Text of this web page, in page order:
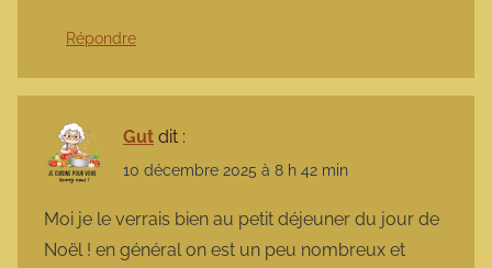
Répondre
Gut dit :
10 décembre 2025 à 8 h 42 min
Moi je le verrais bien au petit déjeuner du jour de
Noël ! en général on est un peu nombreux et